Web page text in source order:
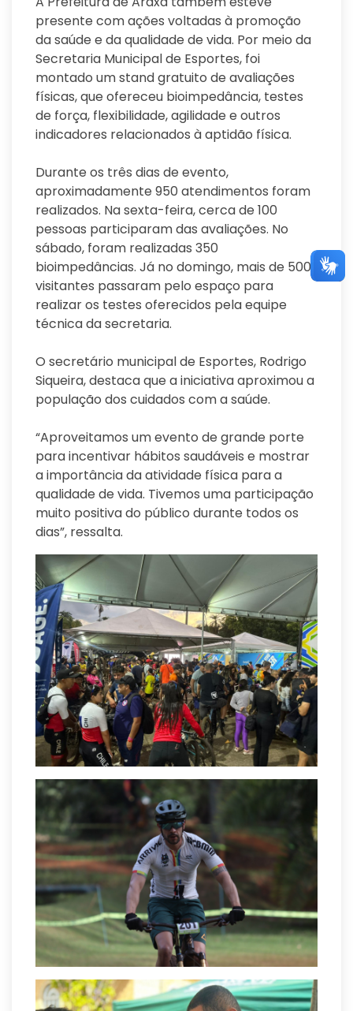
presente com ações voltadas à promoção
da saúde e da qualidade de vida. Por meio da
Secretaria Municipal de Esportes, foi
montado um stand gratuito de avaliações
físicas, que ofereceu bioimpedância, testes
de força, flexibilidade, agilidade e outros
indicadores relacionados à aptidão física.
Durante os três dias de evento,
aproximadamente 950 atendimentos foram
realizados. Na sexta-feira, cerca de 100
pessoas participaram das avaliações. No
sábado, foram realizadas 350
bioimpedâncias. Já no domingo, mais de 500
visitantes passaram pelo espaço para
realizar os testes oferecidos pela equipe
técnica da secretaria.
O secretário municipal de Esportes, Rodrigo
Siqueira, destaca que a iniciativa aproximou a
população dos cuidados com a saúde.
“Aproveitamos um evento de grande porte
para incentivar hábitos saudáveis e mostrar
a importância da atividade física para a
qualidade de vida. Tivemos uma participação
muito positiva do público durante todos os
dias”, ressalta.